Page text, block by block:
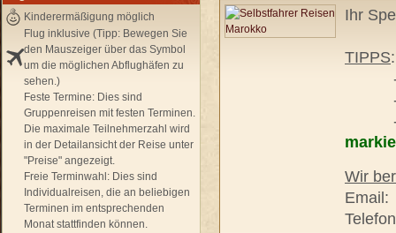
Kinderermäßigung möglich
Flug inklusive (Tipp: Bewegen Sie
den Mauszeiger über das Symbol
um die möglichen Abflughäfen zu
sehen.)
Feste Termine: Dies sind
Gruppenreisen mit festen Terminen.
Die maximale Teilnehmerzahl wird
in der Detailansicht der Reise unter
"Preise" angezeigt.
Freie Terminwahl: Dies sind
Individualreisen, die an beliebigen
Terminen im entsprechenden
Monat stattfinden können.
Ihr
TIPPS
-
-
- frei
Wir
Email: